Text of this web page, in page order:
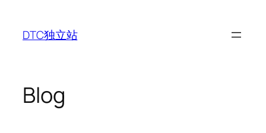
content
DTC独立站
Blog